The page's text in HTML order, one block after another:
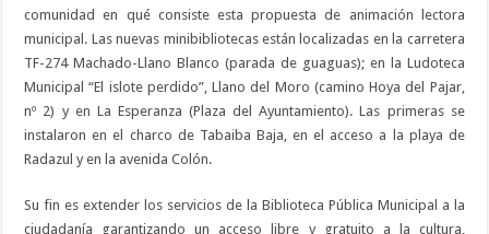
comunidad en qué consiste esta propuesta de animación lectora
municipal. Las nuevas minibibliotecas están localizadas en la carretera
TF-274 Machado-Llano Blanco (parada de guaguas); en la Ludoteca
Municipal “El islote perdido”, Llano del Moro (camino Hoya del Pajar,
nº 2) y en La Esperanza (Plaza del Ayuntamiento). Las primeras se
instalaron en el charco de Tabaiba Baja, en el acceso a la playa de
Radazul y en la avenida Colón.
Su fin es extender los servicios de la Biblioteca Pública Municipal a la
ciudadanía garantizando un acceso libre y gratuito a la cultura,